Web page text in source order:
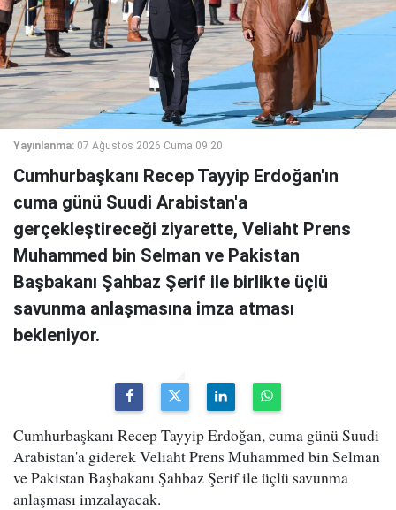
Yayınlanma: 07 Ağustos 2026 Cuma 09:20
Cumhurbaşkanı Recep Tayyip Erdoğan'ın
cuma günü Suudi Arabistan'a
gerçekleştireceği ziyarette, Veliaht Prens
Muhammed bin Selman ve Pakistan
Başbakanı Şahbaz Şerif ile birlikte üçlü
savunma anlaşmasına imza atması
bekleniyor.
Cumhurbaşkanı Recep Tayyip Erdoğan, cuma günü Suudi
Arabistan'a giderek Veliaht Prens Muhammed bin Selman
ve Pakistan Başbakanı Şahbaz Şerif ile üçlü savunma
anlaşması imzalayacak.